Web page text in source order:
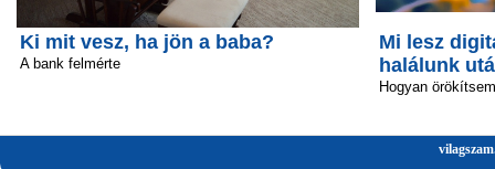
Ki mit vesz, ha jön a baba?
A bank felmérte
Mi lesz
halálunk
Hogyan